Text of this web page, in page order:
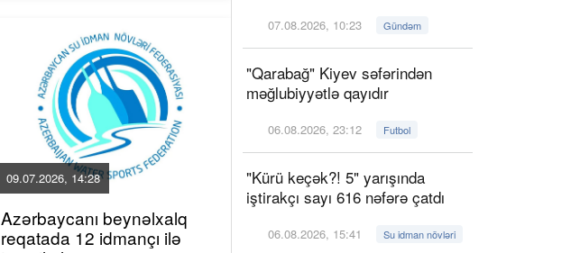
09.07.2026, 14:28
Azərbaycanı beynəlxalq
reqatada 12 idmançı ilə
07.08.2026, 10:23 Gündəm
"Qarabağ" Kiyev səfərindən
məğlubiyyətlə qayıdır
06.08.2026, 23:12 Futbol
"Kürü keçək?! 5" yarışında
iştirakçı sayı 616 nəfərə çatdı
06.08.2026, 15:41 Su idman növləri